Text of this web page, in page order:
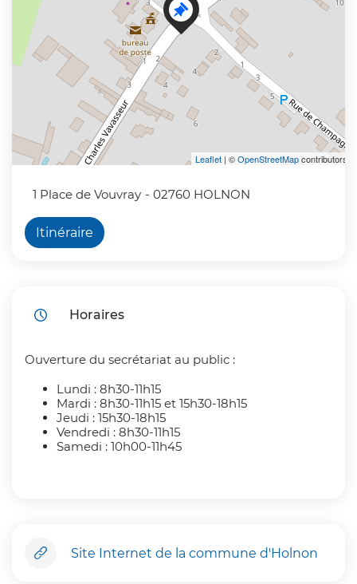
Leaflet | ©OpenStreetMapcontributors
1 Place de Vouvray - 02760 HOLNON
Itinéraire
Horaires
Ouverture du secrétariat au public :
Lundi : 8h30-11h15
Mardi : 8h30-11h15 et 15h30-18h15
Jeudi : 15h30-18h15
Vendredi : 8h30-11h15
Samedi : 10h00-11h45
Site Internet de la commune d'Holnon